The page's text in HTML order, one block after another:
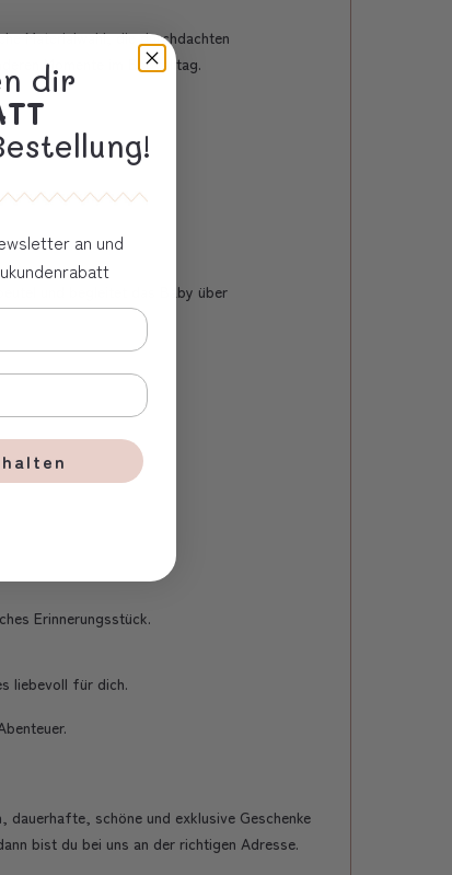
Materialwahl, die durchdachten
Momente im Babyalltag.
und begleitet das Baby über
Erinnerungsstück.
liebevoll für dich.
dauerhafte, schöne und exklusive Geschenke
bist du bei uns an der richtigen Adresse.
dir
an und